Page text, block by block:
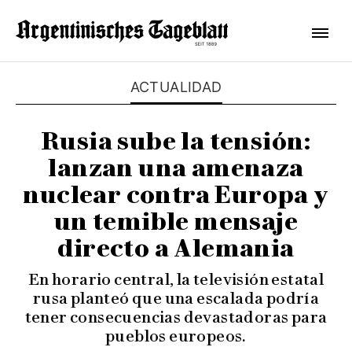
ACTUALIDAD
Rusia sube la tensión:
lanzan una amenaza
nuclear contra Europa y
un temible mensaje
directo a Alemania
En horario central, la televisión estatal
rusa planteó que una escalada podría
tener consecuencias devastadoras para
pueblos europeos.